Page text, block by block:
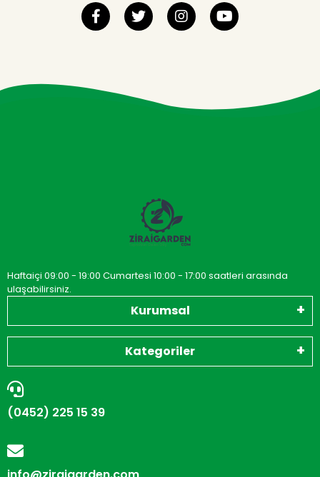
Haftaiçi 09:00 - 19:00 Cumartesi 10:00 - 17:00 saatleri arasında
ulaşabilirsiniz.
Kurumsal
Kategoriler
(0452) 225 15 39